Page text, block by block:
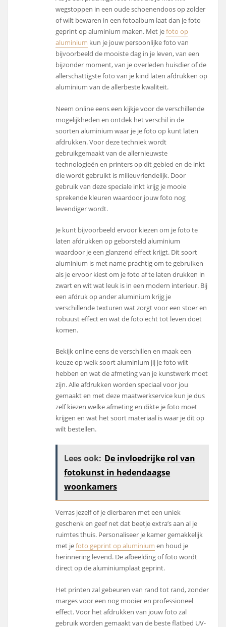
wegstoppen in een oude schoenendoos op zolder
of wilt bewaren in een fotoalbum laat dan je foto
geprint op aluminium maken. Met jefoto op
aluminium kun je jouw persoonlijke foto van
bijvoorbeeld de mooiste dag in je leven, van een
bijzonder moment, van je overleden huisdier of de
allerschattigste foto van je kind laten afdrukken op
aluminium van de allerbeste kwaliteit.
Neem online eens een kijkje voor de verschillende
mogelijkheden en ontdek het verschil in de
soorten aluminium waar je je foto op kunt laten
afdrukken. Voor deze techniek wordt
gebruikgemaakt van de allernieuwste
technologieën en printers op dit gebied en de inkt
die wordt gebruikt is milieuvriendelijk. Door
gebruik van deze speciale inkt krijg je mooie
sprekende kleuren waardoor jouw foto nog
levendiger wordt.
Je kunt bijvoorbeeld ervoor kiezen om je foto te
laten afdrukken op geborsteld aluminium
waardoor je een glanzend effect krijgt. Dit soort
aluminium is met name prachtig om te gebruiken
als je ervoor kiest om je foto af te laten drukken in
zwart en wit wat leuk is in een modern interieur. Bij
een afdruk op ander aluminium krijg je
verschillende texturen wat zorgt voor een stoer en
robuust effect en wat de foto echt tot leven doet
komen.
Bekijk online eens de verschillen en maak een
keuze op welk soort aluminium jij je foto wilt
hebben en wat de afmeting van je kunstwerk moet
zijn. Alle afdrukken worden speciaal voor jou
gemaakt en met deze maatwerkservice kun je dus
zelf kiezen welke afmeting en dikte je foto moet
krijgen en wat het soort materiaal is waar je dit op
wilt bestellen.
Lees ook: De invloedrijke rol van
fotokunst in hedendaagse
woonkamers
Verras jezelf of je dierbaren met een uniek
geschenk en geef net dat beetje extra’s aan al je
ruimtes thuis. Personaliseer je kamer gemakkelijk
met jefoto geprint op aluminium en houd je
herinnering levend. De afbeelding of foto wordt
direct op de aluminiumplaat geprint.
Het printen zal gebeuren van rand tot rand, zonder
marges voor een nog mooier en professioneel
effect. Voor het afdrukken van jouw foto zal
gebruik worden gemaakt van de beste flatbed UV-